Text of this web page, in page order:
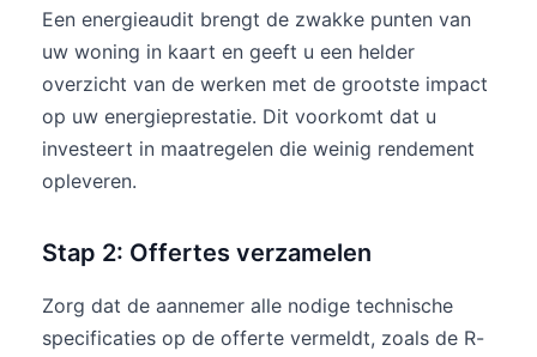
Een energieaudit brengt de zwakke punten van
uw woning in kaart en geeft u een helder
overzicht van de werken met de grootste impact
op uw energieprestatie. Dit voorkomt dat u
investeert in maatregelen die weinig rendement
opleveren.
Stap 2: Offertes verzamelen
Zorg dat de aannemer alle nodige technische
specificaties op de offerte vermeldt, zoals de R-